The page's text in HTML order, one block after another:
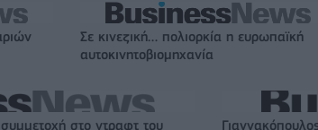
Σε κινεζική… πολιορκία η ευρωπαϊκή
αυτοκινητοβιομηχανία
στο ντραφτ του